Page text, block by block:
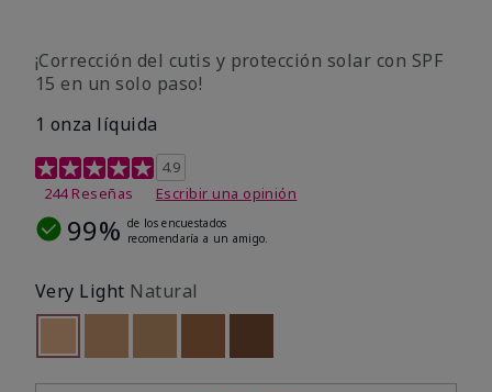
¡Corrección del cutis y protección solar con SPF
15 en un solo paso!
1 onza líquida
Calificación de clientes de 3,7 de 5
4.9
244 Reseñas
Escribir una opinión
99% de los encuestados
recomendaría a un amigo.
Very Light Natural
seleccionado
Out of stock